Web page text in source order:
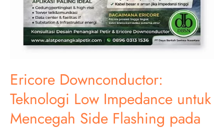
Ericore Downconductor:
Teknologi Low Impedance untuk
Mencegah Side Flashing pada